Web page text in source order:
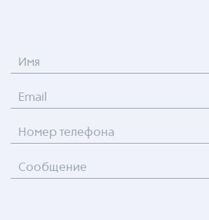
Имя
Email
Номер телефона
Сообщение